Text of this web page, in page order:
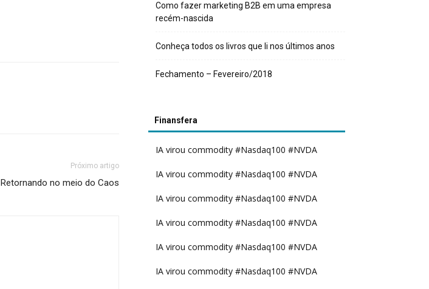
Próximo artigo
Retornando no meio do Caos
Como fazer marketing B2B em uma empresa
recém-nascida
Conheça todos os livros que li nos últimos anos
Fechamento – Fevereiro/2018
Finansfera
IA virou commodity #Nasdaq100 #NVDA
IA virou commodity #Nasdaq100 #NVDA
IA virou commodity #Nasdaq100 #NVDA
IA virou commodity #Nasdaq100 #NVDA
IA virou commodity #Nasdaq100 #NVDA
IA virou commodity #Nasdaq100 #NVDA